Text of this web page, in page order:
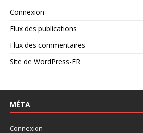
Connexion
Flux des publications
Flux des commentaires
Site de WordPress-FR
MÉTA
Connexion